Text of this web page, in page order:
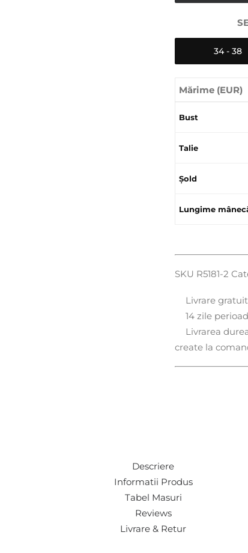
34 - 38
Mărime (EUR)
Bust
Talie
Șold
Lungime
SKU R5181-2
Livrare
14 zile
Livrarea
create la
Descriere
Informatii Produs
Tabel Masuri
Reviews
Livrare & Retur